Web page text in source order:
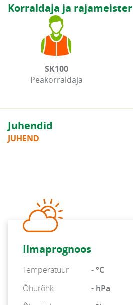
Korraldaja ja rajameister
SK100
Peakorraldaja
Juhendid
JUHEND
Ilmaprognoos
Temperatuur
- °C
Õhurõhk
- hPa